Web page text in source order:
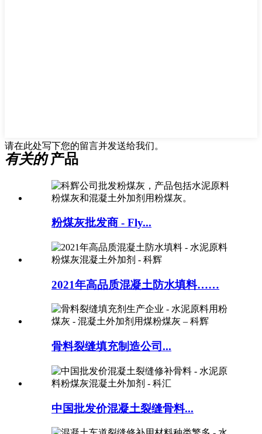
请在此处写下您的留言并发送给我们。
有关的产品
粉煤灰批发商 - Fly...
2021年高品质混凝土防水填料……
骨料裂缝填充制造公司...
中国批发价混凝土裂缝骨料...